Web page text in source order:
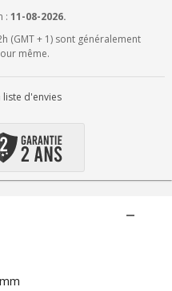
: 11-08-2026.
(GMT + 1) sont généralement
même.
liste d'envies